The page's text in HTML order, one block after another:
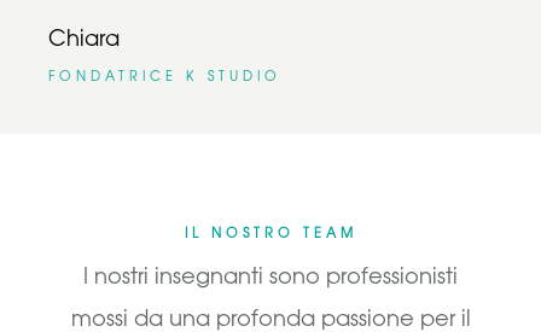
Chiara
FONDATRICE K STUDIO
IL NOSTRO TEAM
I nostri insegnanti sono professionisti
mossi da una profonda passione per il